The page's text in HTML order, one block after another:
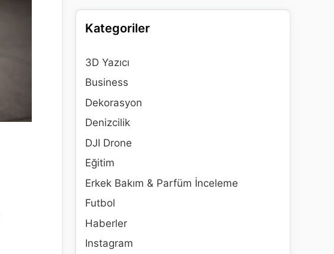
Kategoriler
3D Yazıcı
Business
Dekorasyon
Denizcilik
DJI Drone
Eğitim
Erkek Bakım & Parfüm İnceleme
Futbol
Haberler
Instagram